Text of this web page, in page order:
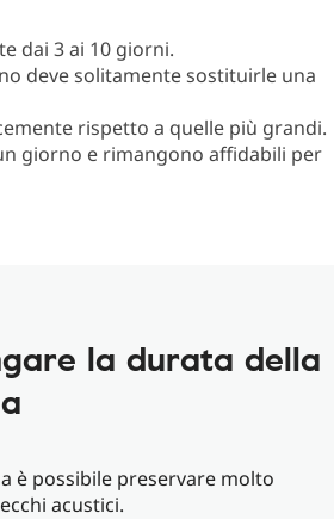
dai 3 ai 10 giorni.
deve solitamente sostituirle una
rispetto a quelle più grandi.
giorno e rimangono affidabili per
la durata della
è possibile preservare molto
acustici.